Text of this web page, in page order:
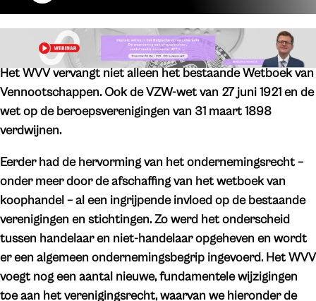
Het WVV vervangt niet alleen het bestaande Wetboek van
Vennootschappen. Ook de VZW-wet van 27 juni 1921 en de
wet op de beroepsverenigingen van 31 maart 1898
verdwijnen.
Eerder had de hervorming van het ondernemingsrecht –
onder meer door de afschaffing van het wetboek van
koophandel – al een ingrijpende invloed op de bestaande
verenigingen en stichtingen. Zo werd het onderscheid
tussen handelaar en niet-handelaar opgeheven en wordt
er een algemeen ondernemingsbegrip ingevoerd. Het WVV
voegt nog een aantal nieuwe, fundamentele wijzigingen
toe aan het verenigingsrecht, waarvan we hieronder de